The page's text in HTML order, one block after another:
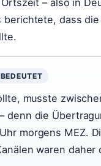
– also in
dass
musste
denn die
morgens MEZ.
waren daher